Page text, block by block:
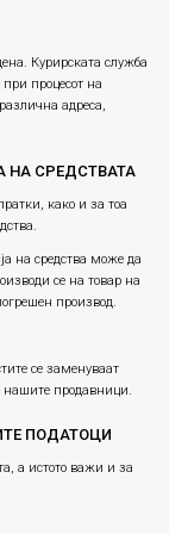
Курирската служба
при процесот на
адреса,
НА СРЕДСТВАТА
како и за тоа
на средства може да
се на товар на
производ.
се заменуваат
нашите продавници.
ПОДАТОЦИ
а истото важи и за